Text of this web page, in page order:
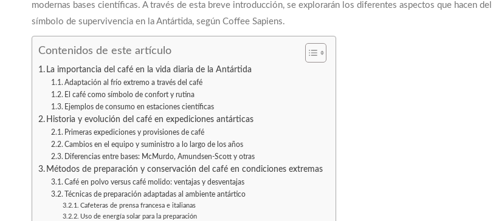
modernas bases científicas. A través de esta breve introducción, se explorarán los diferentes aspectos que hacen
símbolo de supervivencia en la Antártida, según Coffee Sapiens.
Contenidos de este artículo
La importancia del café en la vida diaria de la Antártida
Adaptación al frío extremo a través del café
El café como símbolo de confort y rutina
Ejemplos de consumo en estaciones científicas
Historia y evolución del café en expediciones antárticas
Primeras expediciones y provisiones de café
Cambios en el equipo y suministro a lo largo de los años
Diferencias entre bases: McMurdo, Amundsen-Scott y otras
Métodos de preparación y conservación del café en condiciones extremas
Café en polvo versus café molido: ventajas y desventajas
Técnicas de preparación adaptadas al ambiente antártico
Cafeteras de prensa francesa e italianas
Uso de energía solar para la preparación
EXTRACCIÓN · TUESTE ·